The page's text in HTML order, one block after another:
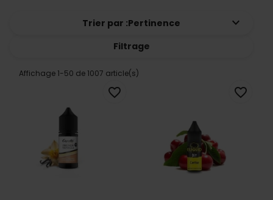
Trier par :Pertinence keyboard_arrow_down
Filtrage
Affichage 1-50 de 1007 article(s)
favorite_border favorite_border